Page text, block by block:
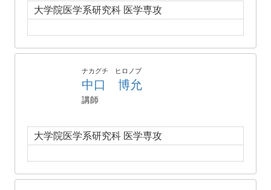
大学院医学系研究科 医学専攻
ナカグチ ヒロノブ
中口 博允
講師
大学院医学系研究科 医学専攻